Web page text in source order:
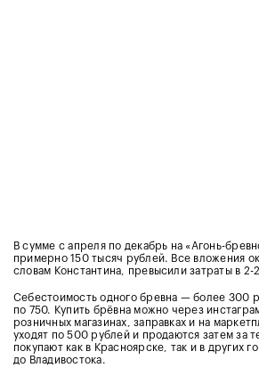
В сумме с апреля по декабрь на «Агонь-
примерно 150 тысяч рублей. Все вложения
словам Константина, превысили затраты в 2-
Себестоимость одного бревна — более 300
по 750. Купить брёвна можно через
розничных магазинах, заправках и на
уходят по 500 рублей и продаются затем за
покупают как в Красноярске, так и в других
до Владивостока.